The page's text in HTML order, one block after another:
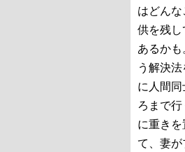
はどん
供を残
あるか
う解決
に人間
ろまで
に重き
て、妻